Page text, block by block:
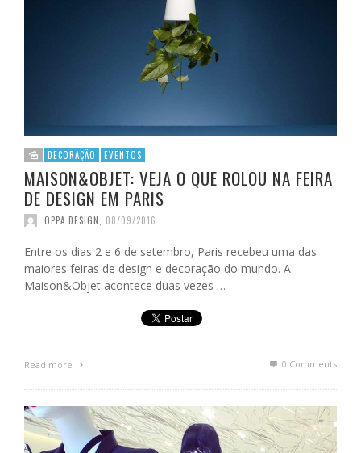
DECORAÇÃO EVENTOS
MAISON&OBJET: VEJA O QUE ROLOU NA FEIRA
DE DESIGN EM PARIS
OPPA DESIGN 08/09/2016
Entre os dias 2 e 6 de setembro, Paris recebeu uma das
maiores feiras de design e decoração do mundo. A
Maison&Objet acontece duas vezes …
Read more 0 Comments